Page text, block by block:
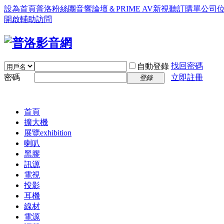
設為首頁普洛粉絲團音響論壇＆PRIME AV新視聽訂購單公司
開啟輔助訪問
自動登錄 找回密碼
密碼
登錄 立即註冊
首頁
擴大機
展覽exhibition
喇叭
黑膠
訊源
電視
投影
耳機
線材
電源